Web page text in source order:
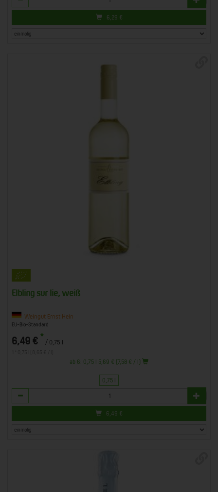
6,29 €
Elbling sur lie, weiß
Weingut Ernst Hein
EU-Bio-Standard
6,49 € * / 0,75 l
ab 6: 0,75 l 5,69 € (7,58 € / l)
0,75 l
Anzahl
6,49 €